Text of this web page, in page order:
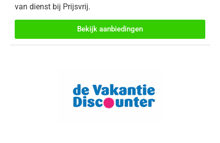
van dienst bij Prijsvrij.
Bekijk aanbiedingen